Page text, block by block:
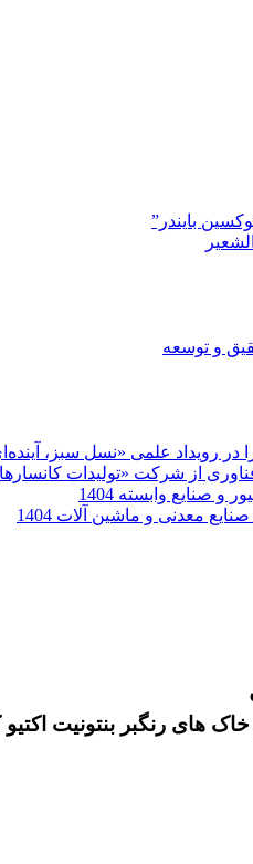
بایندر”
و توسعه
رویداد علمی «نسل سبز،
از شرکت «تولیدات کانسارهای
صنایع وابسته 1404
معدنی و ماشین آلات 1404
خاک های رنگبر بنتونیت